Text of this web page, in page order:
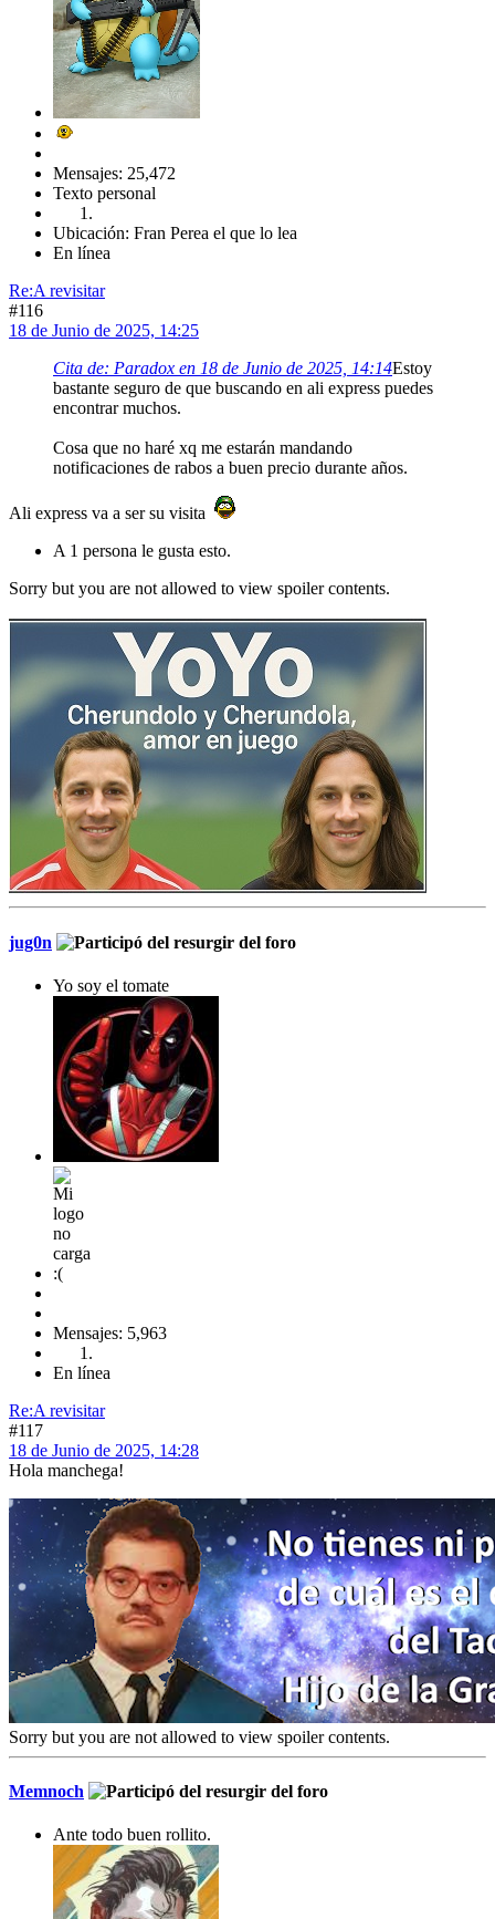
Mensajes: 25,472
Texto personal
Ubicación: Fran Perea el que lo lea
En línea
Re:A revisitar
#116
18 de Junio de 2025, 14:25
Cita de: Paradox en 18 de Junio de 2025, 14:14Estoy
bastante seguro de que buscando en ali express puedes
encontrar muchos.
Cosa que no haré xq me estarán mandando
notificaciones de rabos a buen precio durante años.
Ali express va a ser su visita
A 1 persona le gusta esto.
Sorry but you are not allowed to view spoiler contents.
jug0n
Yo soy el tomate
Mensajes: 5,963
En línea
Re:A revisitar
#117
18 de Junio de 2025, 14:28
Hola manchega!
Sorry but you are not allowed to view spoiler contents.
Memnoch
Ante todo buen rollito.